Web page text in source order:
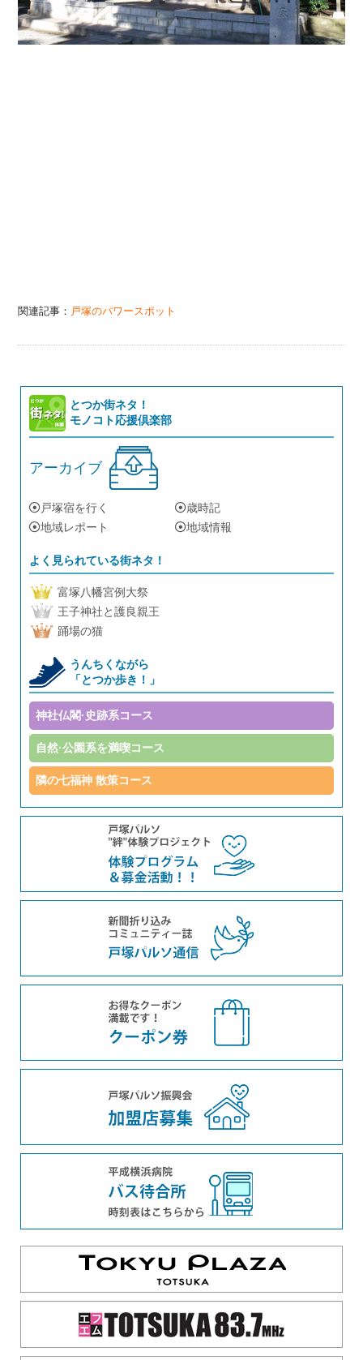
関連記事： 戸塚のパワースポット
とつか街ネタ！
モノコト応援倶楽部
アーカイブ
戸塚宿を行く
歳時記
地域レポート
地域情報
よく見られている街ネタ！
富塚八幡宮例大祭
王子神社と護良親王
踊場の猫
うんちくながら
「とつか歩き！」
神社仏閣·史跡系コース
自然·公園系を満喫コース
隣の七福神 散策コース